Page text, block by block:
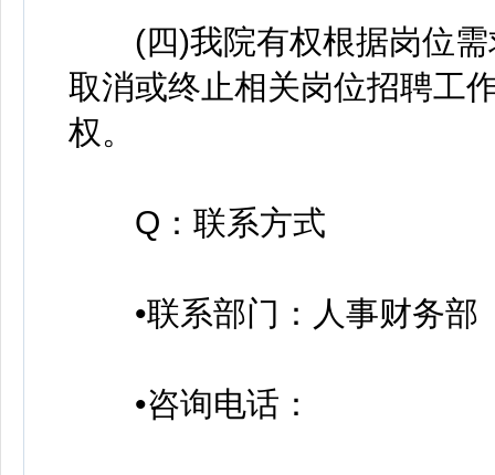
(四)我院有权根据岗位需
取消或终止相关岗位招聘工
权。
Q：联系方式
•联系部门：人事财务部
•咨询电话：